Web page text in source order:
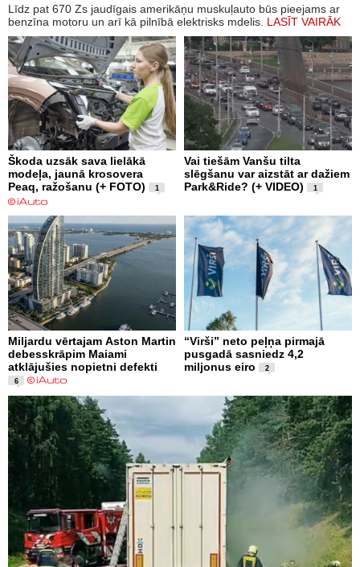
Līdz pat 670 Zs jaudīgais amerikāņu muskuļauto būs pieejams ar
benzīna motoru un arī kā pilnībā elektrisks mdelis. LASĪT VAIRĀK
Škoda uzsāk sava lielākā
modeļa, jaunā krosovera
Peaq, ražošanu (+ FOTO)
1
Vai tiešām Vanšu tilta
slēgšanu var aizstāt ar dažiem
Park&Ride? (+ VIDEO)
1
Miljardu vērtajam Aston Martin
debesskrāpim Maiami
atklājušies nopietni defekti
6
“Virši” neto peļņa pirmajā
pusgadā sasniedz 4,2
miljonus eiro
2